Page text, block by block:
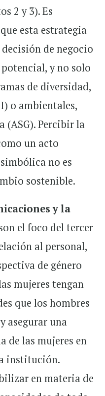
2 y 3). Es
esta estrategia
de negocio
y no solo
de diversidad,
o ambientales,
(ASG). Percibir la
un acto
no es
sostenible.
y la
el foco del tercer
al personal,
de género
mujeres tengan
que los hombres
asegurar una
de las mujeres en
institución.
en materia de